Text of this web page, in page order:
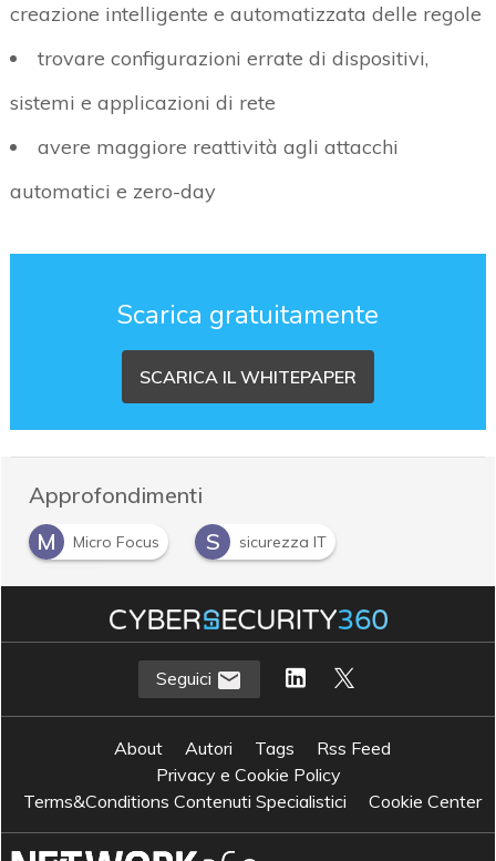
creazione intelligente e automatizzata delle regole
trovare configurazioni errate di dispositivi,
sistemi e applicazioni di rete
avere maggiore reattività agli attacchi
automatici e zero-day
Scarica gratuitamente
SCARICA IL WHITEPAPER
Approfondimenti
M
Micro Focus S sicurezza IT
S siem
Seguici
About Autori Tags
Rss Feed
Privacy e Cookie Policy
Terms&Conditions Contenuti Specialistici
Cookie Center